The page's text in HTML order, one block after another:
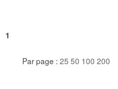
1
Par page : 25 50 100 200